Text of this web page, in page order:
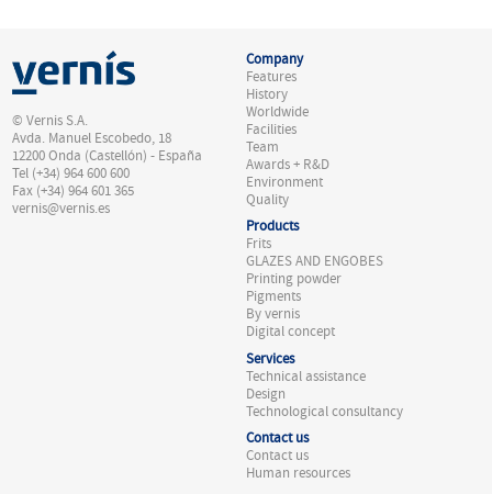
© Vernis S.A.
Avda. Manuel Escobedo, 18
12200 Onda (Castellón) - España
Tel (+34) 964 600 600
Fax (+34) 964 601 365
vernis@vernis.es
Company
Features
History
Worldwide
Facilities
Team
Awards + R&D
Environment
Quality
Products
Frits
GLAZES AND ENGOBES
Printing powder
Pigments
By vernis
Digital concept
Services
Technical assistance
Design
Technological consultancy
Contact us
Contact us
Human resources